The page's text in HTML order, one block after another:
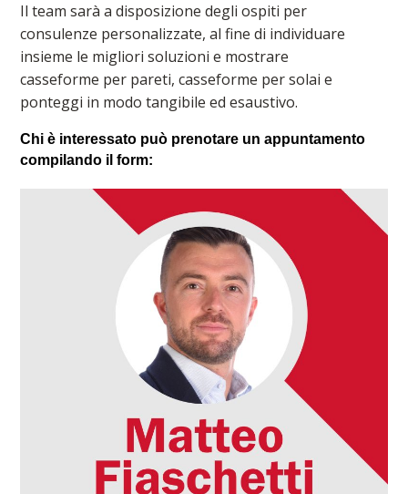
Il team sarà a disposizione degli ospiti per
consulenze personalizzate, al fine di individuare
insieme le migliori soluzioni e mostrare
casseforme per pareti, casseforme per solai e
ponteggi in modo tangibile ed esaustivo.
Chi è interessato può prenotare un appuntamento
compilando il form: